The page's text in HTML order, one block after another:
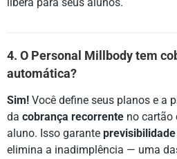
libera para seus alunos.
4. O Personal Millbody tem
automática?
Sim! Você define seus planos e a
da cobrança recorrente no cartão
aluno. Isso garante
elimina a inadimplência — uma